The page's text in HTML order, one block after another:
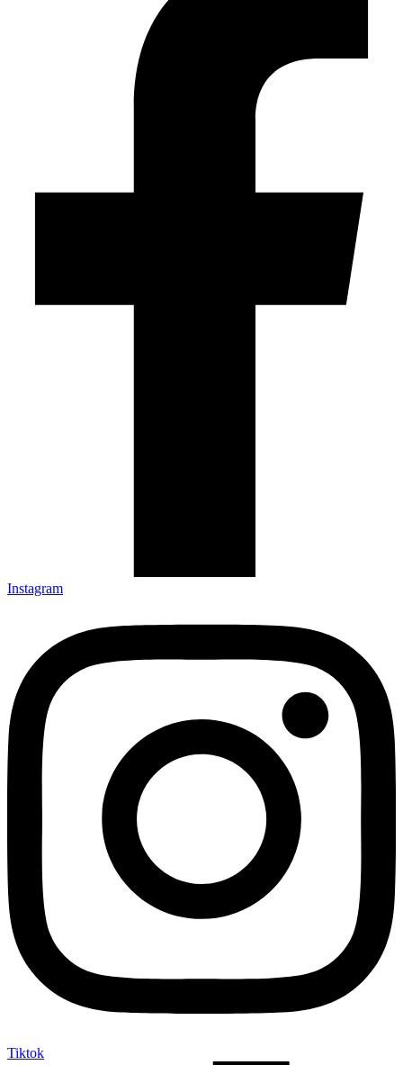
Instagram
Tiktok